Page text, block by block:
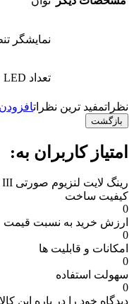
نمایشگر
تعداد LED
نظراتمفید ترین نظرات
بازگشت
امتیاز کاربران به:
رینگ لایت لنزیوم صورتی Lensium Ring light FE-480 III
کیفیت ساخت
0
ارزش خرید به نسبت قیمت
0
امکانات و قابلیت ها
0
سهولت استفاده
0
دیدگاه خود را در باره این